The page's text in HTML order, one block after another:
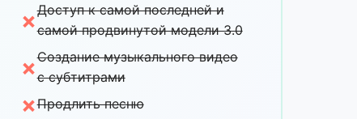
×Доступ к самой последней и
самой продвинутой модели 3.0
×Создание музыкального видео
с субтитрами
×Продлить песню